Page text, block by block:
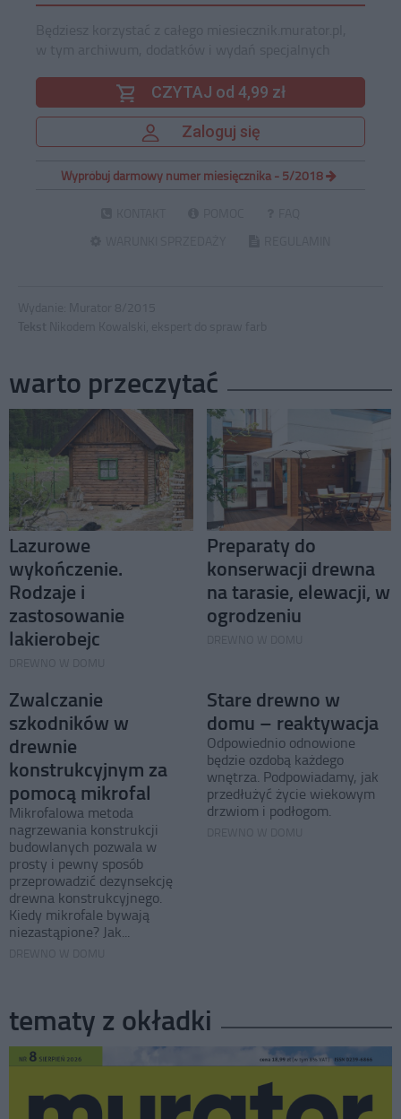
CZYTAJ od 4,99 zł
Zaloguj się
Wypróbuj darmowy numer miesięcznika - 5/2018
warto przeczytać
Lazurowe
wykończenie.
Rodzaje i
zastosowanie
lakierobejc
Preparaty do
konserwacji drewna
na tarasie, elewacji, w
ogrodzeniu
Zwalczanie
szkodników w
drewnie
konstrukcyjnym za
pomocą mikrofal
Mikrofalowa metoda
nagrzewania konstrukcji
budowlanych pozwala w
prosty i pewny sposób
przeprowadzić dezynsekcję
drewna konstrukcyjnego.
Kiedy mikrofale bywają
niezastąpione? Jak...
Stare drewno w
domu – reaktywacja
Odpowiednio odnowione
będzie ozdobą każdego
wnętrza. Podpowiadamy, jak
przedłużyć życie wiekowym
drzwiom i podłogom.
tematy z okładki